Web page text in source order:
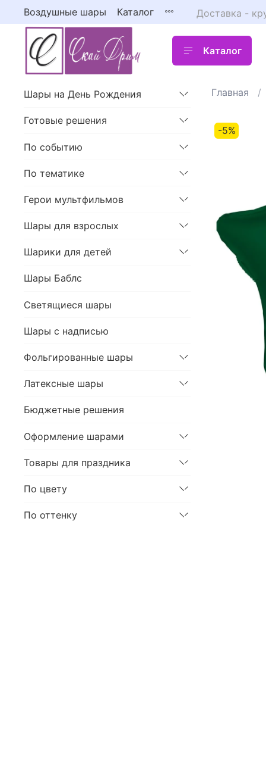
Воздушные шары Каталог Доставка -
Каталог
Главная
-5%
Шары на День Рождения
Готовые решения
По событию
По тематике
Герои мультфильмов
Шары для взрослых
Шарики для детей
Шары Баблс
Светящиеся шары
Шары с надписью
Фольгированные шары
Латексные шары
Бюджетные решения
Оформление шарами
Товары для праздника
По цвету
По оттенку